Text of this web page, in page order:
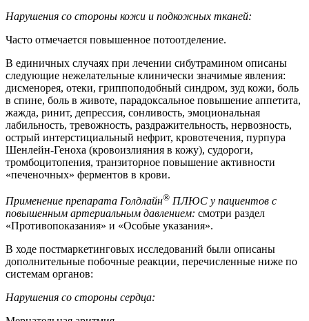
Нарушения со стороны кожи и подкожных тканей:
Часто отмечается повышенное потоотделение.
В единичных случаях при лечении сибутрамином описаны
следующие нежелательные клинически значимые явления:
дисменорея, отеки, гриппоподобный синдром, зуд кожи, боль
в спине, боль в животе, парадоксальное повышение аппетита,
жажда, ринит, депрессия, сонливость, эмоциональная
лабильность, тревожность, раздражительность, нервозность,
острый интерстициальный нефрит, кровотечения, пурпура
Шенлейн-Геноха (кровоизлияния в кожу), судороги,
тромбоцитопения, транзиторное повышение активности
«печеночных» ферментов в крови.
Применение препарата Голдлайн® ПЛЮС у пациентов с
повышенным артериальным давлением: смотри раздел
«Противопоказания» и «Особые указания».
В ходе постмаркетинговых исследований были описаны
дополнительные побочные реакции, перечисленные ниже по
системам органов:
Нарушения со стороны сердца: